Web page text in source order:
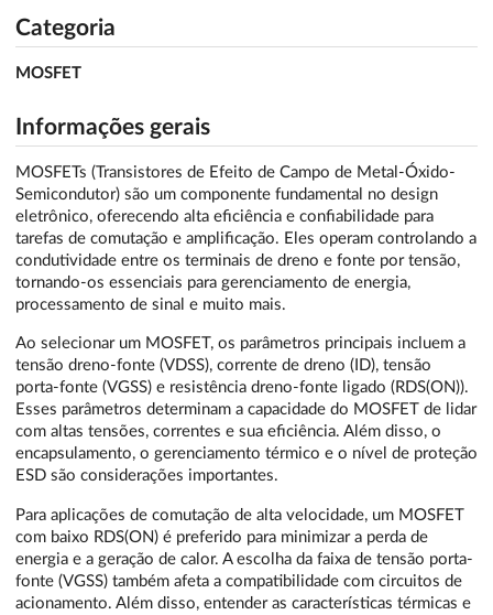
Categoria
MOSFET
Informações gerais
MOSFETs (Transistores de Efeito de Campo de Metal-Óxido-
Semicondutor) são um componente fundamental no design
eletrônico, oferecendo alta eficiência e confiabilidade para
tarefas de comutação e amplificação. Eles operam controlando a
condutividade entre os terminais de dreno e fonte por tensão,
tornando-os essenciais para gerenciamento de energia,
processamento de sinal e muito mais.
Ao selecionar um MOSFET, os parâmetros principais incluem a
tensão dreno-fonte (VDSS), corrente de dreno (ID), tensão
porta-fonte (VGSS) e resistência dreno-fonte ligado (RDS(ON)).
Esses parâmetros determinam a capacidade do MOSFET de lidar
com altas tensões, correntes e sua eficiência. Além disso, o
encapsulamento, o gerenciamento térmico e o nível de proteção
ESD são considerações importantes.
Para aplicações de comutação de alta velocidade, um MOSFET
com baixo RDS(ON) é preferido para minimizar a perda de
energia e a geração de calor. A escolha da faixa de tensão porta-
fonte (VGSS) também afeta a compatibilidade com circuitos de
acionamento. Além disso, entender as características térmicas e